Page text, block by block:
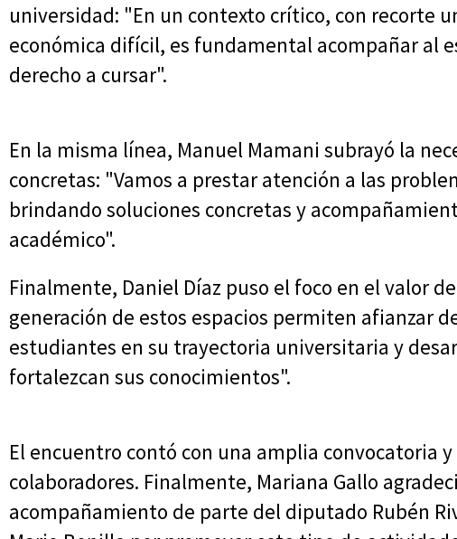
universidad: "En un contexto crítico, con recorte
económica difícil, es fundamental acompañar al
derecho a cursar".
En la misma línea, Manuel Mamani subrayó la
concretas: "Vamos a prestar atención a las
brindando soluciones concretas y
académico".
Finalmente, Daniel Díaz puso el foco en el valor
generación de estos espacios permiten afianzar
estudiantes en su trayectoria universitaria y
fortalezcan sus conocimientos".
El encuentro contó con una amplia convocatoria
colaboradores. Finalmente, Mariana Gallo
acompañamiento de parte del diputado Rubén